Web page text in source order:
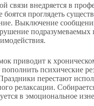
связи внедряется в
проглядеть
Выключение
приводит к
психические
перестают
релаксации.
в эмоциональное